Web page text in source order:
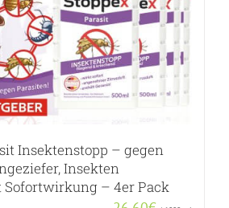
Insektenstopp – gegen
Insekten
– 4er Pack